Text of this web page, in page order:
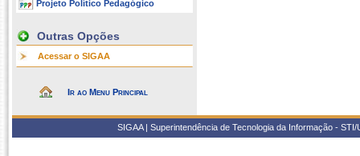
Projeto Político Pedagógico
Outras Opções
Acessar o SIGAA
Ir ao Menu Principal
SIGAA | Superintendência de Tecnologia da Informação -